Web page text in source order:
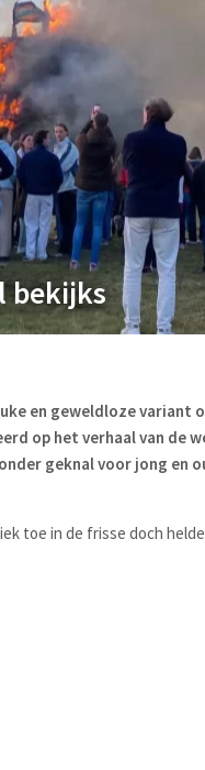
bekijks
en geweldloze variant
op het verhaal van de
geknal voor jong en
toe in de frisse doch